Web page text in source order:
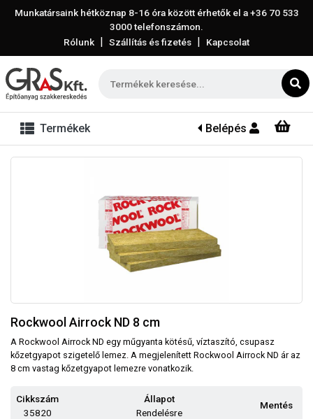
Munkatársaink hétköznap 8-16 óra között érhetők el a+36 70 533
3000telefonszámon.
Rólunk | Szállítás és fizetés | Kapcsolat
Termékek Belépés
Rockwool Airrock ND 8 cm
A Rockwool Airrock ND egy műgyanta kötésű, víztaszító, csupasz
kőzetgyapot szigetelő lemez. A megjelenített Rockwool Airrock ND ár az
8 cm vastag kőzetgyapot lemezre vonatkozik.
Cikkszám
35820
Állapot
Rendelésre
Mentés